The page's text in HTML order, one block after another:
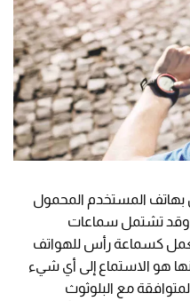
بهاتف المستخدم المحمول
وقد تشتمل سماعات
كسماعة رأس للهواتف
هو الاستماع إلى أي شيء
مع البلوثوث